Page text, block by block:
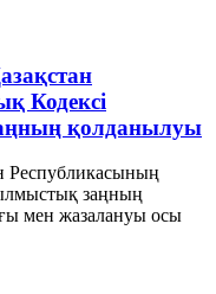
Кодексі
қолданылуы
Республикасының
заңның
мен жазалануы осы